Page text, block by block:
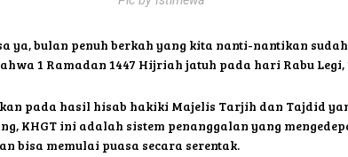
ya, bulan penuh berkah yang kita nanti-nantikan
1 Ramadan 1447 Hijriah jatuh pada hari Rabu Legi,
pada hasil hisab hakiki Majelis Tarjih dan Tajdid
KHGT ini adalah sistem penanggalan yang
bisa memulai puasa secara serentak.